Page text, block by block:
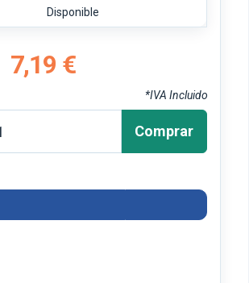
Disponible
7,19 €
*IVA Incluido
Comprar